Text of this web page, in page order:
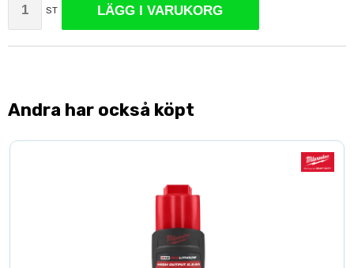
ST LÄGG I VARUKORG
Andra har också köpt